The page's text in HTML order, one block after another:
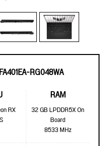
RG048WA
RX
RAM
32 GB LPDDR5X On
Board
8533 MHz